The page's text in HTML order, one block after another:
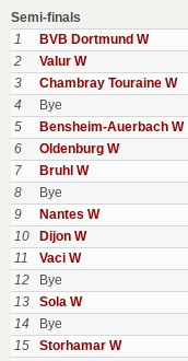
Semi-finals
1
BVB Dortmund W
2
Valur W
3
Chambray Touraine W
4
Bye
5
Bensheim-Auerbach W
6
Oldenburg W
7
Bruhl W
8
Bye
9
Nantes W
10
Dijon W
11
Vaci W
12
Bye
13
Sola W
14
Bye
15
Storhamar W